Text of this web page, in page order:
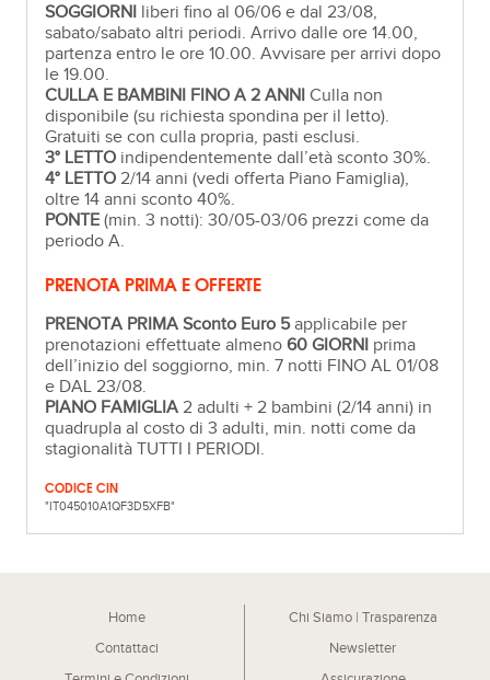
SOGGIORNI liberi fino al 06/06 e dal 23/08,
sabato/sabato altri periodi. Arrivo dalle ore 14.00,
partenza entro le ore 10.00. Avvisare per arrivi dopo
le 19.00.
CULLA E BAMBINI FINO A 2 ANNI Culla non
disponibile (su richiesta spondina per il letto).
Gratuiti se con culla propria, pasti esclusi.
3° LETTO indipendentemente dall’età sconto 30%.
4° LETTO 2/14 anni (vedi offerta Piano Famiglia),
oltre 14 anni sconto 40%.
PONTE (min. 3 notti): 30/05-03/06 prezzi come da
periodo A.
PRENOTA PRIMA E OFFERTE
PRENOTA PRIMA Sconto Euro 5applicabile per
prenotazioni effettuate almeno60 GIORNI prima
dell’inizio del soggiorno, min. 7 notti FINO AL 01/08
e DAL 23/08.
PIANO FAMIGLIA 2 adulti + 2 bambini (2/14 anni) in
quadrupla al costo di 3 adulti, min. notti come da
stagionalità TUTTI I PERIODI.
CODICE CIN
"IT045010A1QF3D5XFB"
Home
Chi Siamo | Trasparenza
Contattaci
Newsletter